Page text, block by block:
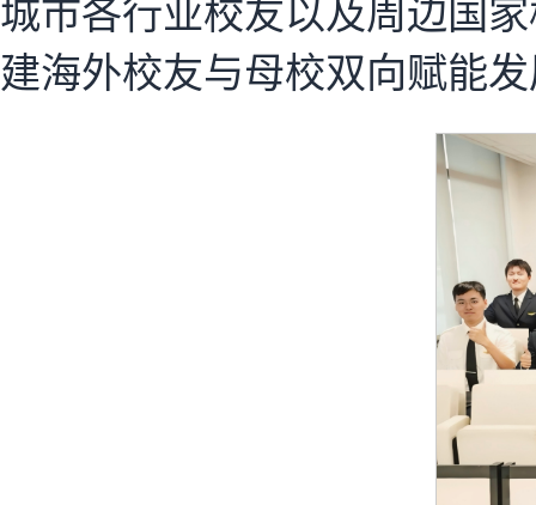
城市各行业校友以及周边国
建海外校友与母校双向赋能